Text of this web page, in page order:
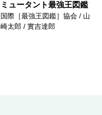
ミュータント最強王図鑑
国際［最強王図鑑］協会 / 山
崎太郎 / 實吉達郎